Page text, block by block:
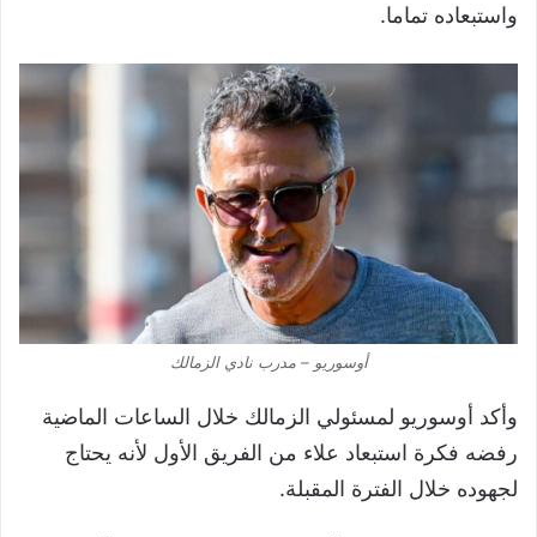
واستبعاده تماما.
أوسوريو – مدرب نادي الزمالك
وأكد أوسوريو لمسئولي الزمالك خلال الساعات الماضية
رفضه فكرة استبعاد علاء من الفريق الأول لأنه يحتاج
لجهوده خلال الفترة المقبلة.